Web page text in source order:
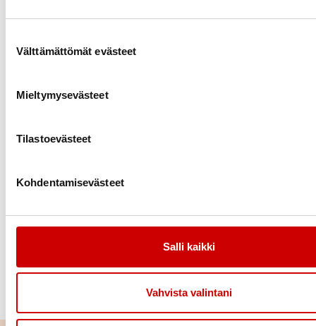
Välttämättömät evästeet
Mieltymysevästeet
Tilastoevästeet
Kohdentamisevästeet
Salli kaikki
Vahvista valintani
Luvut perustuvat tuumina mitattujen
naisilla enintään 90 cm ja miehillä enintään 100 cm.
Haluatko auttaa sydäntyössä?
TEE LAHJOITUS